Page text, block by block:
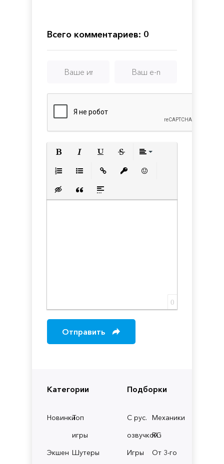
Категории
НовинкиТоп
игры
Экшен Шутеры
Подборки
С рус.
озвучкой
Механики
RG
Игры
От 3-го
the
Witch
Всего комментариев: 0
Вставка скрытого текста
Вставка цитаты
Вставка спойлера
0
Отправить